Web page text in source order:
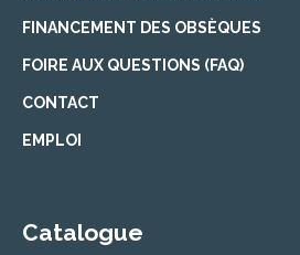
FINANCEMENT DES OBSÈQUES
FOIRE AUX QUESTIONS (FAQ)
CONTACT
EMPLOI
Catalogue